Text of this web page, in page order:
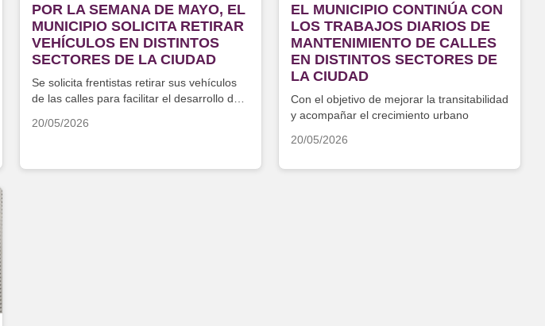
POR LA SEMANA DE MAYO, EL
MUNICIPIO SOLICITA RETIRAR
VEHÍCULOS EN DISTINTOS
SECTORES DE LA CIUDAD
Se solicita frentistas retirar sus vehículos
de las calles para facilitar el desarrollo de
20/05/2026
EL MUNICIPIO CONTINÚA CON
LOS TRABAJOS DIARIOS DE
MANTENIMIENTO DE CALLES
EN DISTINTOS SECTORES DE
LA CIUDAD
Con el objetivo de mejorar la transitabilidad
y acompañar el crecimiento urbano
20/05/2026